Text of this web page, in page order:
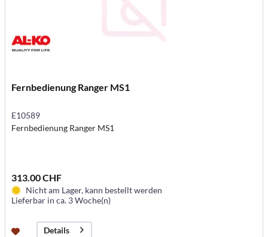
Fernbedienung Ranger MS1
E10589
Fernbedienung Ranger MS1
313.00 CHF
Nicht am Lager, kann bestellt werden
Lieferbar in ca. 3 Woche(n)
Details